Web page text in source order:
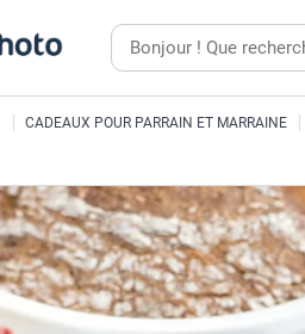
CADEAUX POUR PARRAIN ET MARRAINE